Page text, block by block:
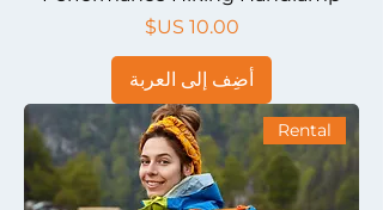
السعر
أضِف إلى العربة
Rental